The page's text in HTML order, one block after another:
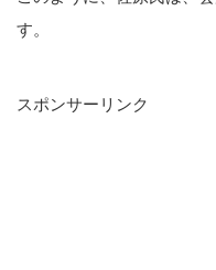
す。
スポンサーリンク